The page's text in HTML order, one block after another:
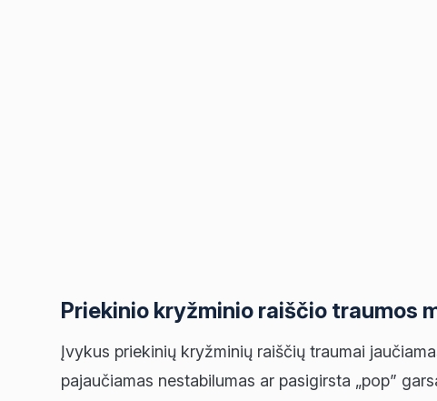
Priekinio kryžminio raiščio traumos
Įvykus priekinių kryžminių raiščių traumai
pajaučiamas nestabilumas ar pasigirsta „pop”